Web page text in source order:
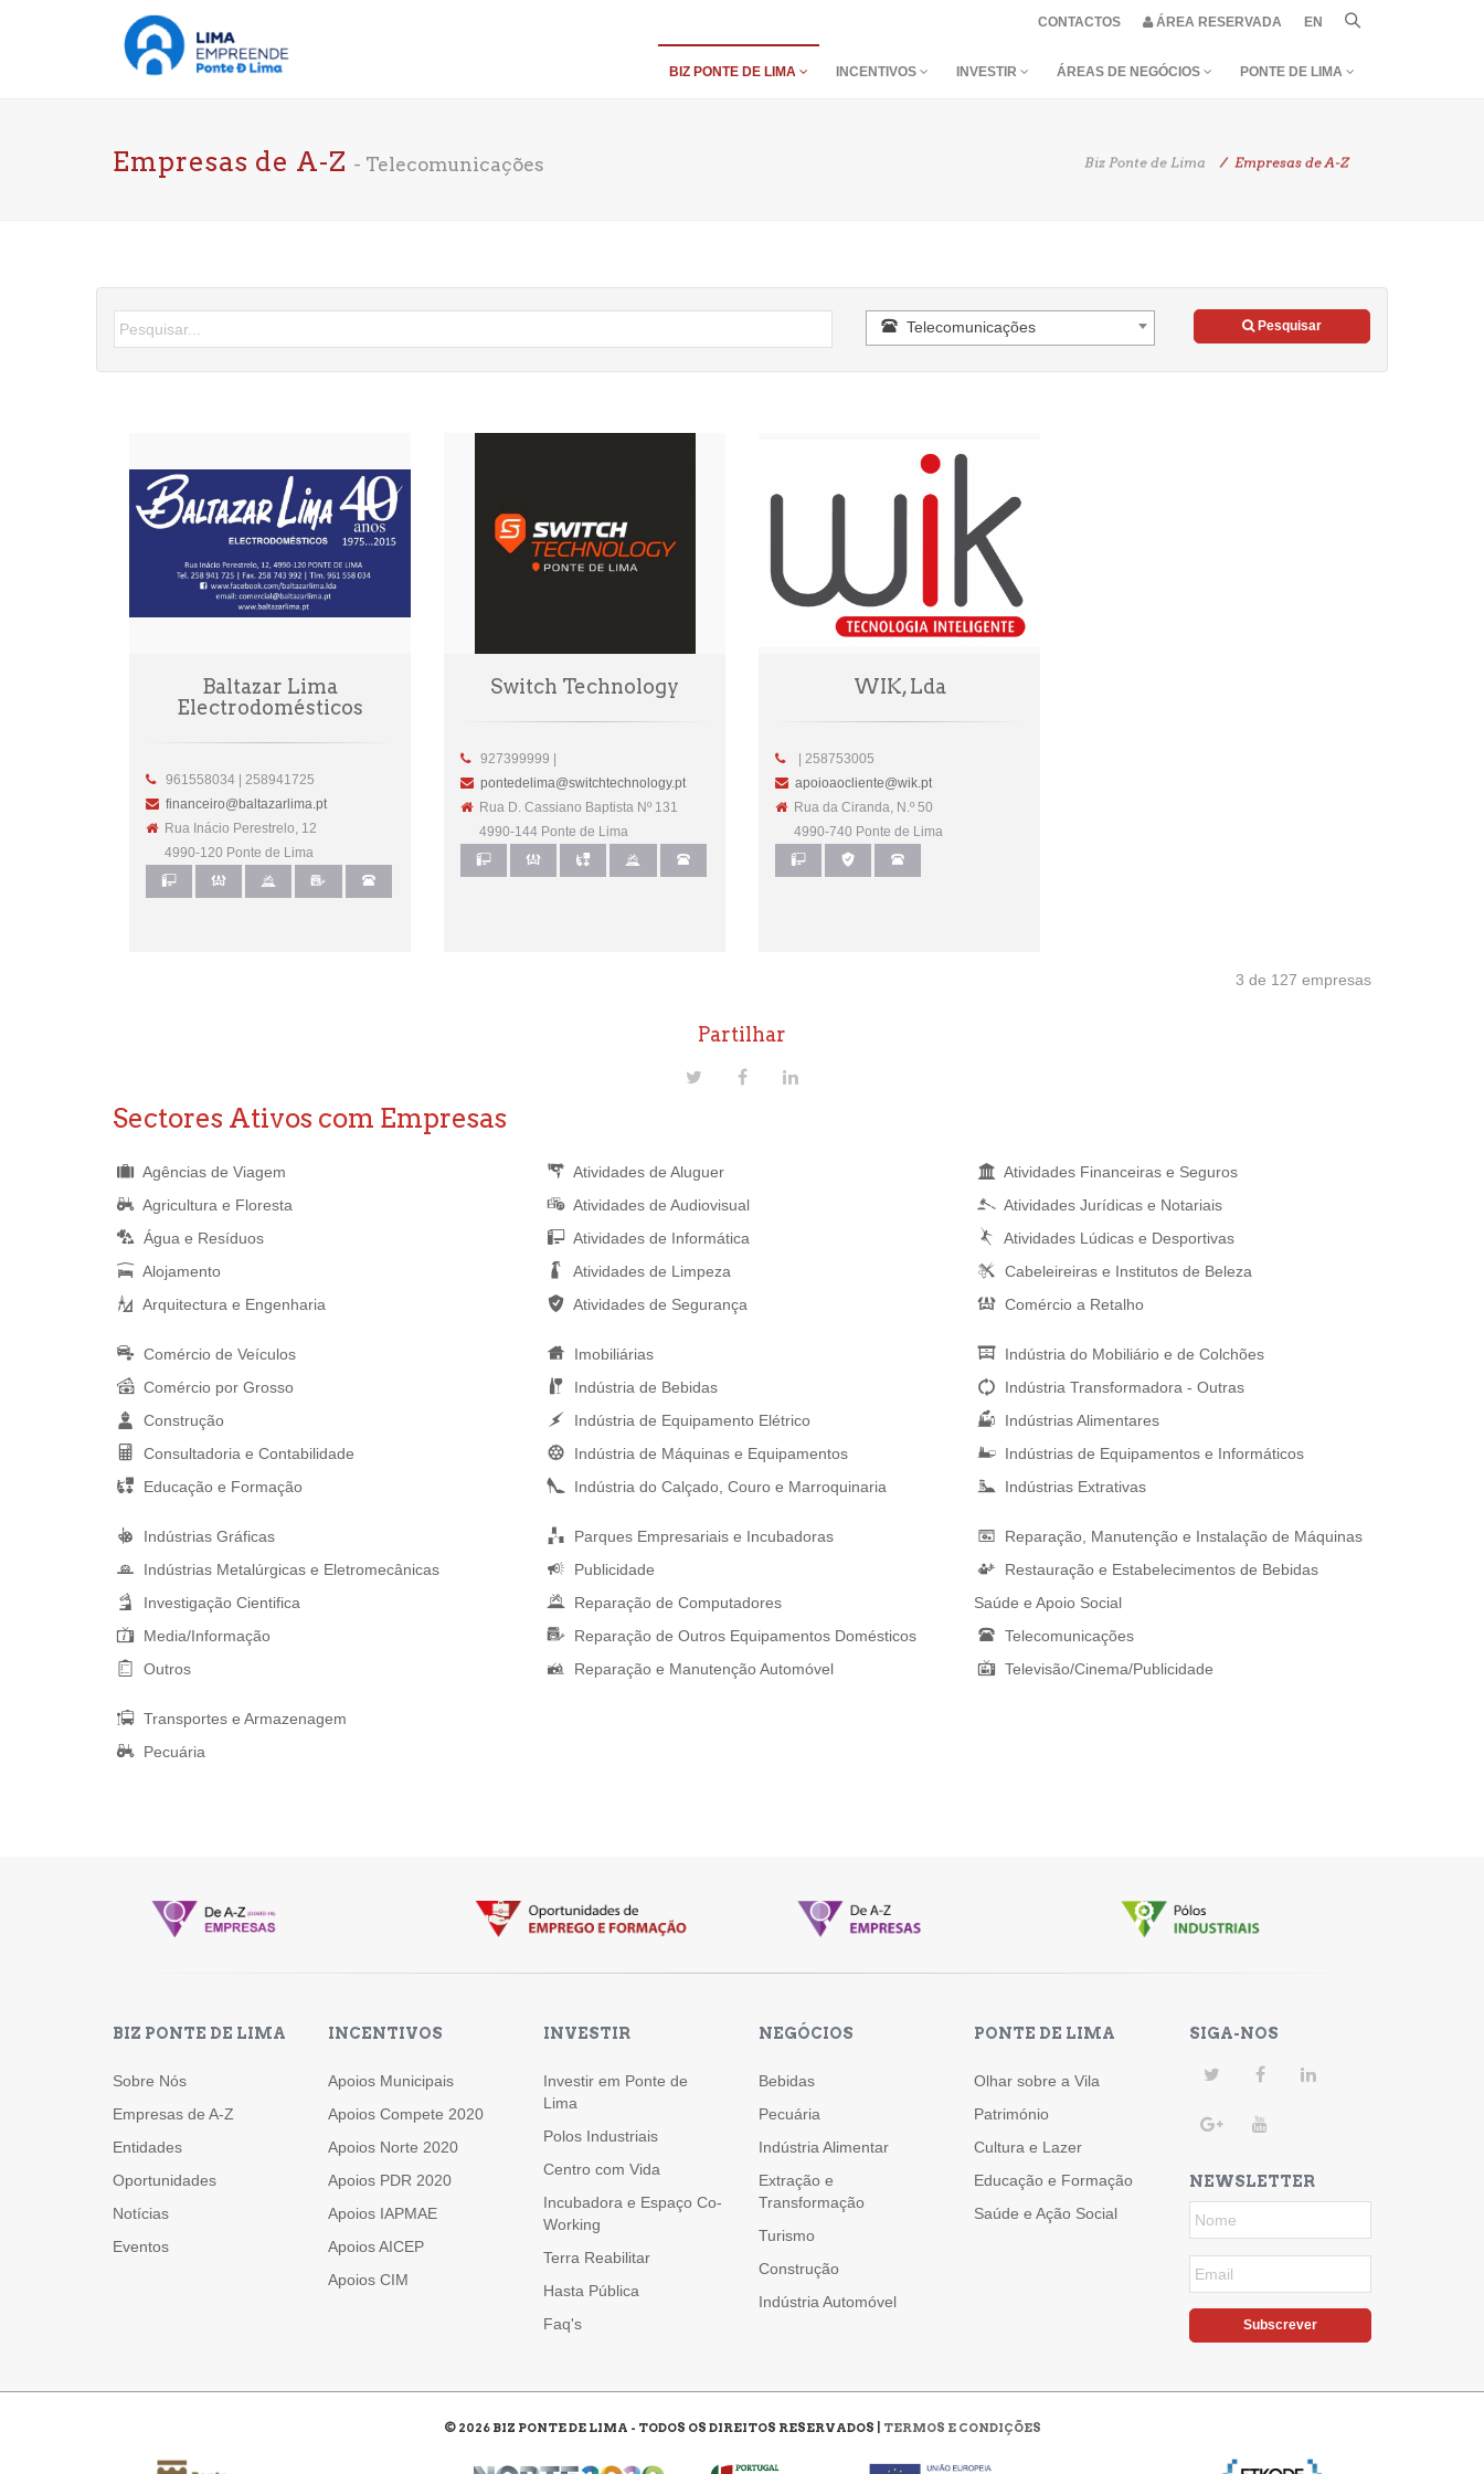
CONTACTOS ÁREA RESERVADA EN
BIZ PONTE DE LIMA INCENTIVOS INVESTIR ÁREAS DE NEGÓCIOS PONTE DE LIMA
Empresas de A-Z - Telecomunicações Biz Ponte de Lima Empresas de A-Z
Telecomunicações Pesquisar
Baltazar Lima
Electrodomésticos
961558034 | 258941725
financeiro@baltazarlima.pt
Rua Inácio Perestrelo, 12
4990-120 Ponte de Lima
Switch Technology
927399999 |
pontedelima@switchtechnology.pt
Rua D. Cassiano Baptista Nº 131
4990-144 Ponte de Lima
WIK, Lda
| 258753005
apoioaocliente@wik.pt
Rua da Ciranda, N.º 50
4990-740 Ponte de Lima
3 de 127 empresas
Partilhar
Sectores Ativos com Empresas
Agências de Viagem
Agricultura e Floresta
Água e Resíduos
Alojamento
Arquitectura e Engenharia
Atividades de Aluguer
Atividades de Audiovisual
Atividades de Informática
Atividades de Limpeza
Atividades de Segurança
Atividades Financeiras e Seguros
Atividades Jurídicas e Notariais
Atividades Lúdicas e Desportivas
Cabeleireiras e Institutos de Beleza
Comércio a Retalho
Comércio de Veículos
Comércio por Grosso
Construção
Consultadoria e Contabilidade
Educação e Formação
Imobiliárias
Indústria de Bebidas
Indústria de Equipamento Elétrico
Indústria de Máquinas e Equipamentos
Indústria do Calçado, Couro e Marroquinaria
Indústria do Mobiliário e de Colchões
Indústria Transformadora - Outras
Indústrias Alimentares
Indústrias de Equipamentos e Informáticos
Indústrias Extrativas
Indústrias Gráficas
Indústrias Metalúrgicas e Eletromecânicas
Investigação Cientifica
Media/Informação
Outros
Parques Empresariais e Incubadoras
Publicidade
Reparação de Computadores
Reparação de Outros Equipamentos Domésticos
Reparação e Manutenção Automóvel
Reparação, Manutenção e Instalação de Máquinas
Restauração e Estabelecimentos de Bebidas
Saúde e Apoio Social
Telecomunicações
Televisão/Cinema/Publicidade
Transportes e Armazenagem
Pecuária
BIZ PONTE DE LIMA
Sobre Nós
Empresas de A-Z
Entidades
Oportunidades
Notícias
Eventos
INCENTIVOS
Apoios Municipais
Apoios Compete 2020
Apoios Norte 2020
Apoios PDR 2020
Apoios IAPMAE
Apoios AICEP
Apoios CIM
INVESTIR
Investir em Ponte de
Lima
Polos Industriais
Centro com Vida
Incubadora e Espaço Co-
Working
Terra Reabilitar
Hasta Pública
Faq's
NEGÓCIOS
Bebidas
Pecuária
Indústria Alimentar
Extração e
Transformação
Turismo
Construção
Indústria Automóvel
PONTE DE LIMA
Olhar sobre a Vila
Património
Cultura e Lazer
Educação e Formação
Saúde e Ação Social
SIGA-NOS
NEWSLETTER
Subscrever
© 2026BIZ PONTE DE LIMA - TODOS OS DIREITOS RESERVADOS | TERMOS E CONDIÇÕES